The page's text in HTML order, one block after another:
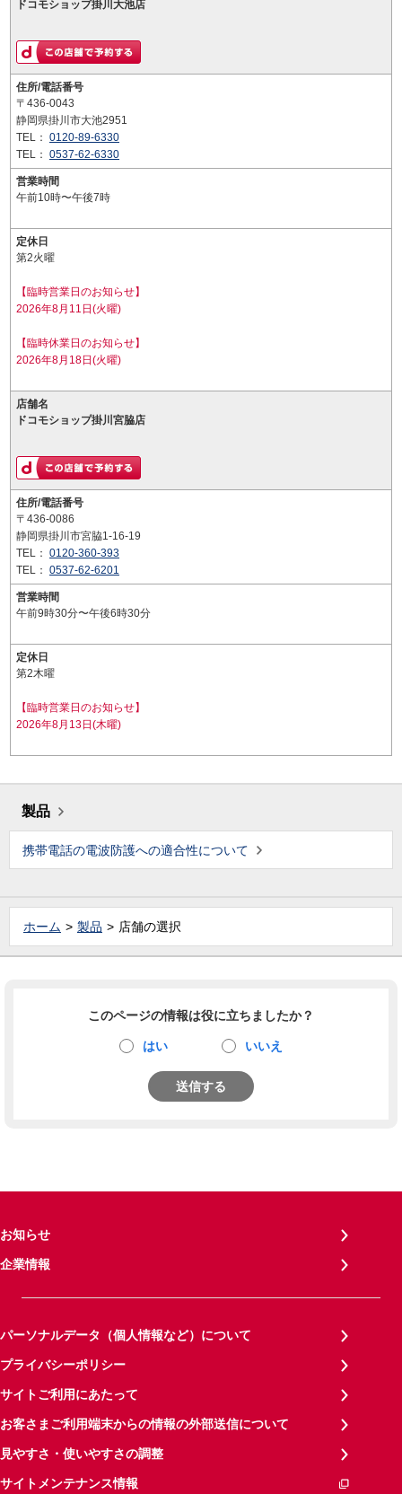
ドコモショップ掛川大池店
住所/電話番号
〒436-0043
静岡県掛川市大池2951
TEL： 0120-89-6330
TEL： 0537-62-6330
営業時間
午前10時〜午後7時
定休日
第2火曜
【臨時営業日のお知らせ】
2026年8月11日(火曜)
【臨時休業日のお知らせ】
2026年8月18日(火曜)
店舗名
ドコモショップ掛川宮脇店
住所/電話番号
〒436-0086
静岡県掛川市宮脇1-16-19
TEL： 0120-360-393
TEL： 0537-62-6201
営業時間
午前9時30分〜午後6時30分
定休日
第2木曜
【臨時営業日のお知らせ】
2026年8月13日(木曜)
製品
携帯電話の電波防護への適合性について
ホーム 製品 店舗の選択
このページの情報は役に立ちましたか？
はい いいえ
送信する
お知らせ
企業情報
パーソナルデータ（個人情報など）について
プライバシーポリシー
サイトご利用にあたって
お客さまご利用端末からの情報の外部送信について
見やすさ・使いやすさの調整
サイトメンテナンス情報